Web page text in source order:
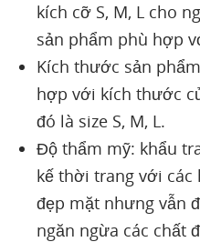
kích cỡ S, M, L cho
sản phẩm phù hợp
Kích thước sản
hợp với kích thước
đó là size S, M, L.
Độ thẩm mỹ: khẩu
kế thời trang với
đẹp mặt nhưng vẫn
ngăn ngừa các chất